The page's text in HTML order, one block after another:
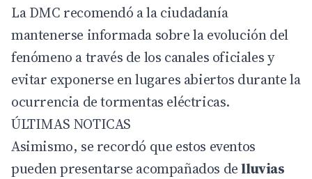
La DMC recomendó a la ciudadanía
mantenerse informada sobre la evolución del
fenómeno a través de los canales oficiales y
evitar exponerse en lugares abiertos durante la
ocurrencia de tormentas eléctricas.
ÚLTIMAS NOTICAS
Asimismo, se recordó que estos eventos
pueden presentarse acompañados de lluvias